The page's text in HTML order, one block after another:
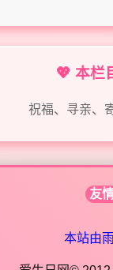
💖 本栏
祝福、寻亲、
友
本站由